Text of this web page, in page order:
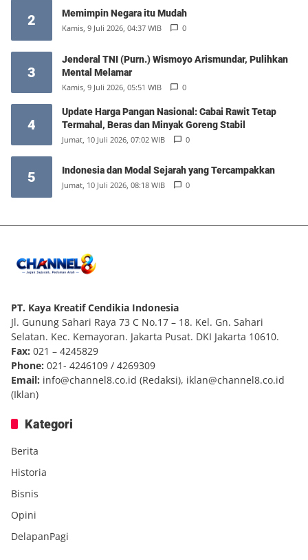
2 Memimpin Negara itu Mudah
Kamis, 9 Juli 2026, 04:37 WIB 0
3
Jenderal TNI (Purn.) Wismoyo Arismundar, Pulihkan
Mental Melamar
Kamis, 9 Juli 2026, 05:51 WIB 0
4
Update Harga Pangan Nasional: Cabai Rawit Tetap
Termahal, Beras dan Minyak Goreng Stabil
Jumat, 10 Juli 2026, 07:02 WIB 0
5 Indonesia dan Modal Sejarah yang Tercampakkan
Jumat, 10 Juli 2026, 08:18 WIB 0
PT. Kaya Kreatif Cendikia Indonesia
Jl. Gunung Sahari Raya 73 C No.17 – 18. Kel. Gn. Sahari
Selatan. Kec. Kemayoran. Jakarta Pusat. DKI Jakarta 10610.
Fax: 021 – 4245829
Phone: 021- 4246109 / 4269309
Email: info@channel8.co.id (Redaksi), iklan@channel8.co.id
(Iklan)
Kategori
Berita
Historia
Bisnis
Opini
DelapanPagi